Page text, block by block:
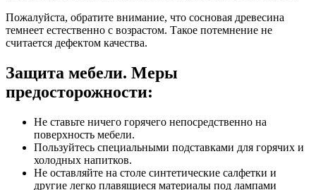
Пожалуйста, обратите внимание, что сосновая древесина
темнеет естественно с возрастом. Такое потемнение не
считается дефектом качества.
Защита мебели. Меры
предосторожности:
Не ставьте ничего горячего непосредственно на
поверхность мебели.
Пользуйтесь специальными подставками для горячих и
холодных напитков.
Не оставляйте на столе синтетические салфетки и
другие легко плавящиеся материалы под лампами